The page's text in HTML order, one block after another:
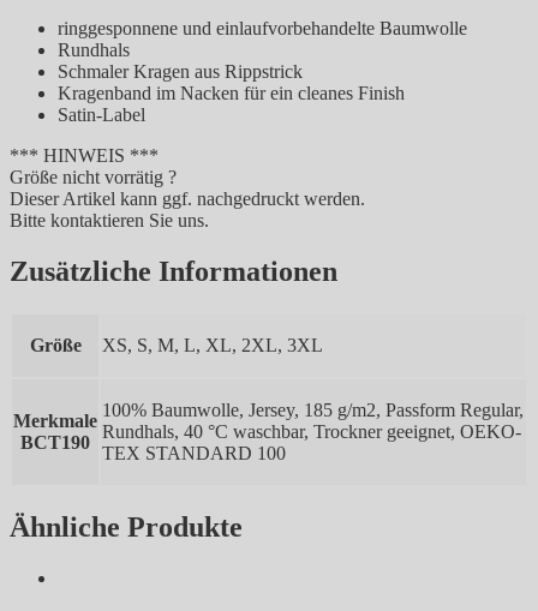
ringgesponnene und einlaufvorbehandelte Baumwolle
Rundhals
Schmaler Kragen aus Rippstrick
Kragenband im Nacken für ein cleanes Finish
Satin-Label
*** HINWEIS ***
Größe nicht vorrätig ?
Dieser Artikel kann ggf. nachgedruckt werden.
Bitte kontaktieren Sie uns.
Zusätzliche Informationen
Größe XS, S, M, L, XL, 2XL, 3XL
Merkmale
BCT190
100% Baumwolle, Jersey, 185 g/m2, Passform Regular,
Rundhals, 40 °C waschbar, Trockner geeignet, OEKO-
TEX STANDARD 100
Ähnliche Produkte